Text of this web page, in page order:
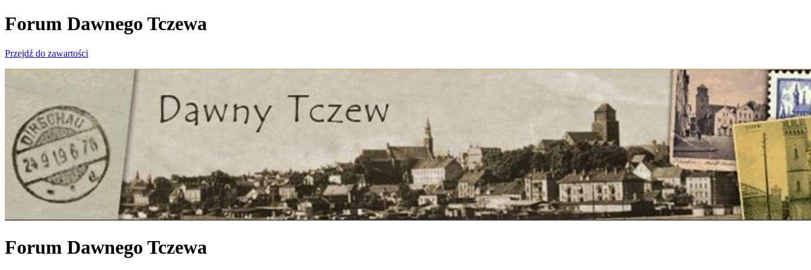
Forum Dawnego Tczewa
Przejdź do zawartości
Forum Dawnego Tczewa